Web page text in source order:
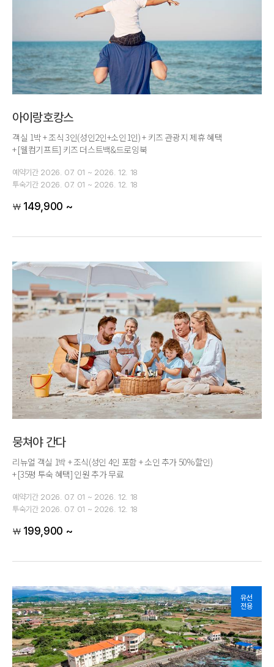
아이랑호캉스
객실 1박 + 조식 3인(성인2인+소인1인) + 키즈 관광지 제휴 혜택
+ [웰컴기프트] 키즈 더스트백&드로잉북
예약기간 2026. 07. 01 ~ 2026. 12. 18
투숙기간 2026. 07. 01 ~ 2026. 12. 18
￦ 149,900 ~
뭉쳐야 간다
리뉴얼 객실 1박 + 조식(성인 4인 포함 + 소인 추가 50%할인)
+ [35평 투숙 혜택] 인원 추가 무료
예약기간 2026. 07. 01 ~ 2026. 12. 18
투숙기간 2026. 07. 01 ~ 2026. 12. 18
￦ 199,900 ~
유선
전용